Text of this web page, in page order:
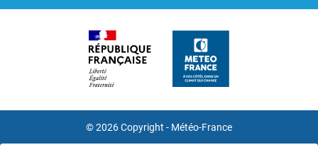
© 2026 Copyright - Météo-France